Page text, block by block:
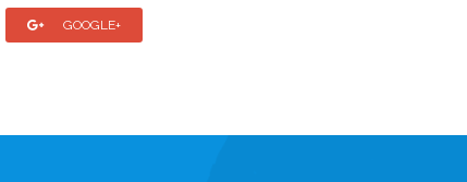
GOOGLE+